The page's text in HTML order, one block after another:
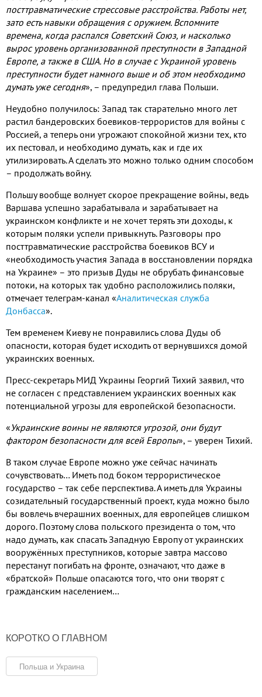
посттравматические стрессовые расстройства. Работы нет,
зато есть навыки обращения с оружием. Вспомните
времена, когда распался Советский Союз, и насколько
вырос уровень организованной преступности в Западной
Европе, а также в США. Но в случае с Украиной уровень
преступности будет намного выше и об этом необходимо
думать уже сегодня», – предупредил глава Польши.
Неудобно получилось: Запад так старательно много лет
растил бандеровских боевиков-террористов для войны с
Россией, а теперь они угрожают спокойной жизни тех, кто
их пестовал, и необходимо думать, как и где их
утилизировать. А сделать это можно только одним способом
– продолжать войну.
Польшу вообще волнует скорое прекращение войны, ведь
Варшава успешно зарабатывала и зарабатывает на
украинском конфликте и не хочет терять эти доходы, к
которым поляки успели привыкнуть. Разговоры про
посттравматические расстройства боевиков ВСУ и
«необходимость участия Запада в восстановлении порядка
на Украине» – это призыв Дуды не обрубать финансовые
потоки, на которых так удобно расположились поляки,
отмечает телеграм-канал «Аналитическая служба
Донбасса».
Тем временем Киеву не понравились слова Дуды об
опасности, которая будет исходить от вернувшихся домой
украинских военных.
Пресс-секретарь МИД Украины Георгий Тихий заявил, что
не согласен с представлением украинских военных как
потенциальной угрозы для европейской безопасности.
«Украинские воины не являются угрозой, они будут
фактором безопасности для всей Европы», – уверен Тихий.
В таком случае Европе можно уже сейчас начинать
сочувствовать… Иметь под боком террористическое
государство – так себе перспектива. А иметь для Украины
созидательный государственный проект, куда можно было
бы вовлечь вчерашних военных, для европейцев слишком
дорого. Поэтому слова польского президента о том, что
надо думать, как спасать Западную Европу от украинских
вооружённых преступников, которые завтра массово
перестанут погибать на фронте, означают, что даже в
«братской» Польше опасаются того, что они творят с
гражданским населением…
КОРОТКО О ГЛАВНОМ
Польша и Украина